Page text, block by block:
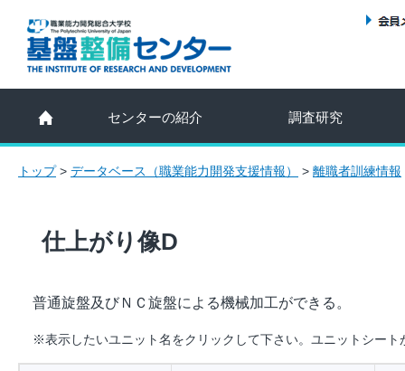
センターの紹介 調査研究
トップ> データベース（職業能力開発支援情報） > 離職者訓練情報
仕上がり像D
普通旋盤及びＮＣ旋盤による機械加工ができる。
※表示したいユニット名をクリックして下さい。ユニットシート